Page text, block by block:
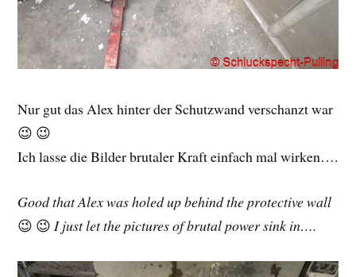
Nur gut das Alex hinter der Schutzwand verschanzt war
😉 😉
Ich lasse die Bilder brutaler Kraft einfach mal wirken….
Good that Alex was holed up behind the protective wall
😉 😉I just let the pictures of brutal power sink in….